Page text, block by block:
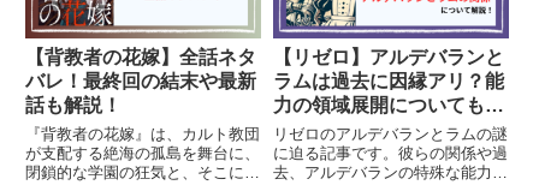
【背教者の花嫁】全話ネタ
バレ！最終回の結末や最新
話も解説！
『背教者の花嫁』は、カルト教団
が支配する絶海の孤島を舞台に、
閉鎖的な学園の狂気と、そこに囚
【リゼロ】アルデバランと
ラムは過去に因縁アリ？能
力の領域展開についても解
説！（ネタバレ）
リゼロのアルデバランとラムの謎
に迫る記事です。彼らの関係や過
去、アルデバランの特殊な能力